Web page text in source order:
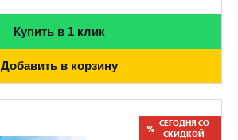
Купить в 1 клик
Добавить в корзину
СЕГОДНЯ СО
СКИДКОЙ